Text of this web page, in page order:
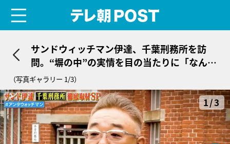
サンドウィッチマン伊達、千葉刑務所を訪
問。“塀の中”の実情を目の当たりに「なんか
寂しく」
（写真ギャラリー 1/3）
1/3